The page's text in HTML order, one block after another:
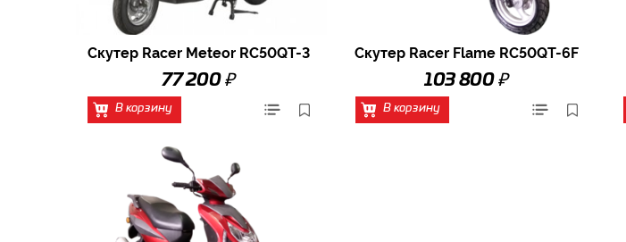
Скутер Racer Meteor RC50QT-3
77 200 ₽
В корзину
Скутер Racer Flame RC50QT-6F
103 800 ₽
В корзину